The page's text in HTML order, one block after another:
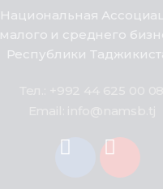
Национальная
малого и среднего
Республики